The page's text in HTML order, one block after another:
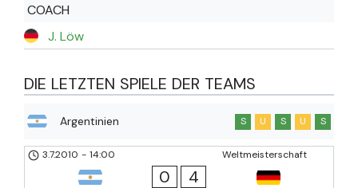
COACH
J. Löw
DIE LETZTEN SPIELE DER TEAMS
Argentinien S U S U S
Weltmeisterschaft
3.7.2010 - 14:00
0 4